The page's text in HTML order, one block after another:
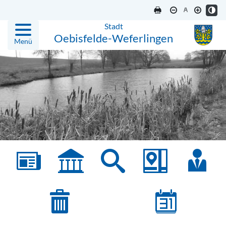
Menü
Stadt
Oebisfelde-Weferlingen